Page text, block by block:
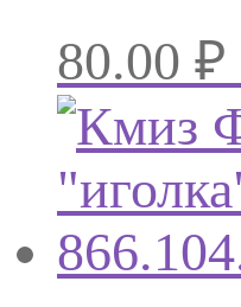
80.00 ₽